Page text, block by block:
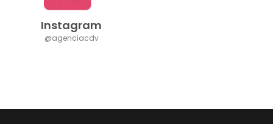
Instagram
@agenciacdv